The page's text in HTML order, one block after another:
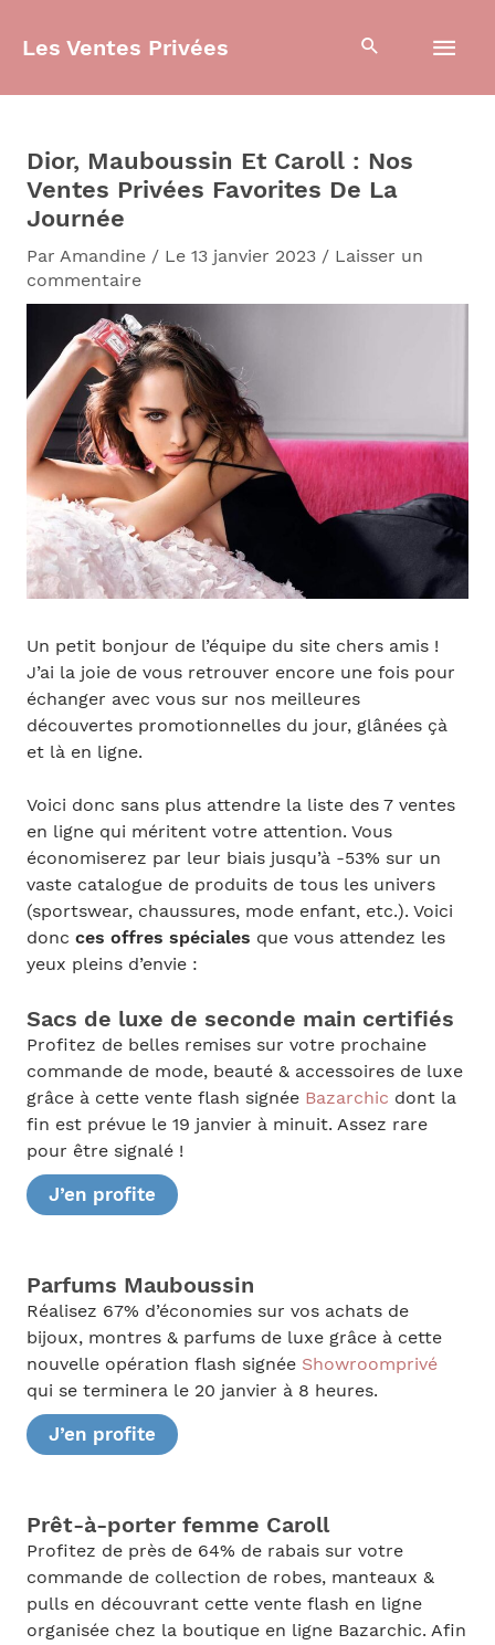
Les Ventes Privées
Dior, Mauboussin Et Caroll : Nos
Ventes Privées Favorites De La
Journée
Par Amandine / Le 13 janvier 2023 / Laisser un
commentaire
Un petit bonjour de l’équipe du site chers amis !
J’ai la joie de vous retrouver encore une fois pour
échanger avec vous sur nos meilleures
découvertes promotionnelles du jour, glânées çà
et là en ligne.
Voici donc sans plus attendre la liste des 7 ventes
en ligne qui méritent votre attention. Vous
économiserez par leur biais jusqu’à -53% sur un
vaste catalogue de produits de tous les univers
(sportswear, chaussures, mode enfant, etc.). Voici
donc ces offres spéciales que vous attendez les
yeux pleins d’envie :
Sacs de luxe de seconde main certifiés
Profitez de belles remises sur votre prochaine
commande de mode, beauté & accessoires de luxe
grâce à cette vente flash signée Bazarchic dont la
fin est prévue le 19 janvier à minuit. Assez rare
pour être signalé !
J’en profite
Parfums Mauboussin
Réalisez 67% d’économies sur vos achats de
bijoux, montres & parfums de luxe grâce à cette
nouvelle opération flash signée Showroomprivé
qui se terminera le 20 janvier à 8 heures.
J’en profite
Prêt-à-porter femme Caroll
Profitez de près de 64% de rabais sur votre
commande de collection de robes, manteaux &
pulls en découvrant cette vente flash en ligne
organisée chez la boutique en ligne Bazarchic. Afin